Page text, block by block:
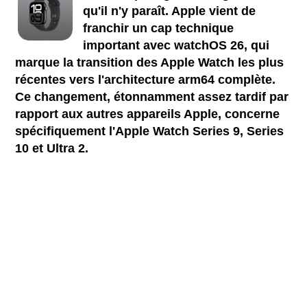
qu'il n'y paraît. Apple vient de
franchir un cap technique
important avec watchOS 26, qui
marque la transition des Apple Watch les plus
récentes vers l'architecture arm64 complète.
Ce changement, étonnamment assez tardif par
rapport aux autres appareils Apple, concerne
spécifiquement l'Apple Watch Series 9, Series
10 et Ultra 2.